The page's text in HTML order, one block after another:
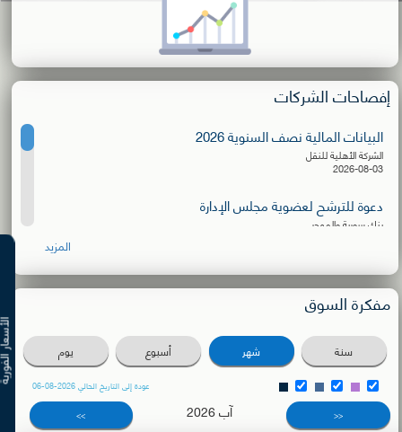
إفصاحات الشركات
البيانات المالية نصف السنوية 2026
الشركة الأهلية للنقل
2026-08-03
دعوة للترشح لعضوية مجلس الإدارة
بنك سورية والمهجر
دعوة اجتماع الهيئة العامة العادية
بنك البركة - سورية
2026-07-27
مقترح توزيع أرباح على المساهمين نقداً
بنك البركة - سورية
2026-07-21
البيانات المالية النهائية عن العام 2025
المزيد
مفكرة السوق
سنة شهر أسبوع يوم
عودة إلى التاريخ الحالي 2026-08-06
<<
آب 2026 >>